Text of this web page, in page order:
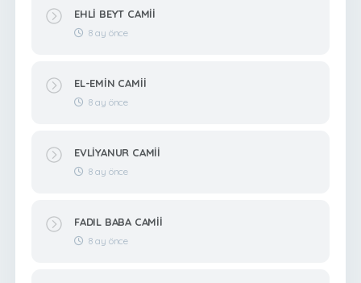
EHLİ BEYT CAMİİ
8 ay önce
EL-EMİN CAMİİ
8 ay önce
EVLİYANUR CAMİİ
8 ay önce
FADIL BABA CAMİİ
8 ay önce